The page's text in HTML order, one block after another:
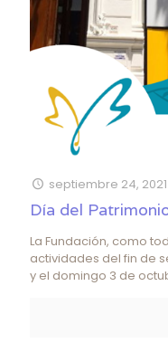
septiembre 24, 2021
Día del
La Fundación, como
actividades del fin de
y el domingo 3 de